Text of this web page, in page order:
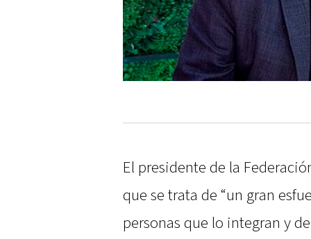
El presidente de la
que se trata de “un gran
personas que lo integran y